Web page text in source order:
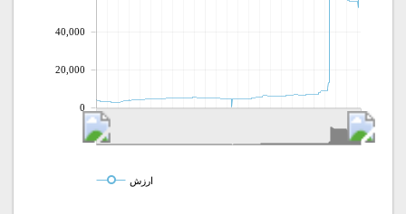
0
20,000
40,000
ارزش